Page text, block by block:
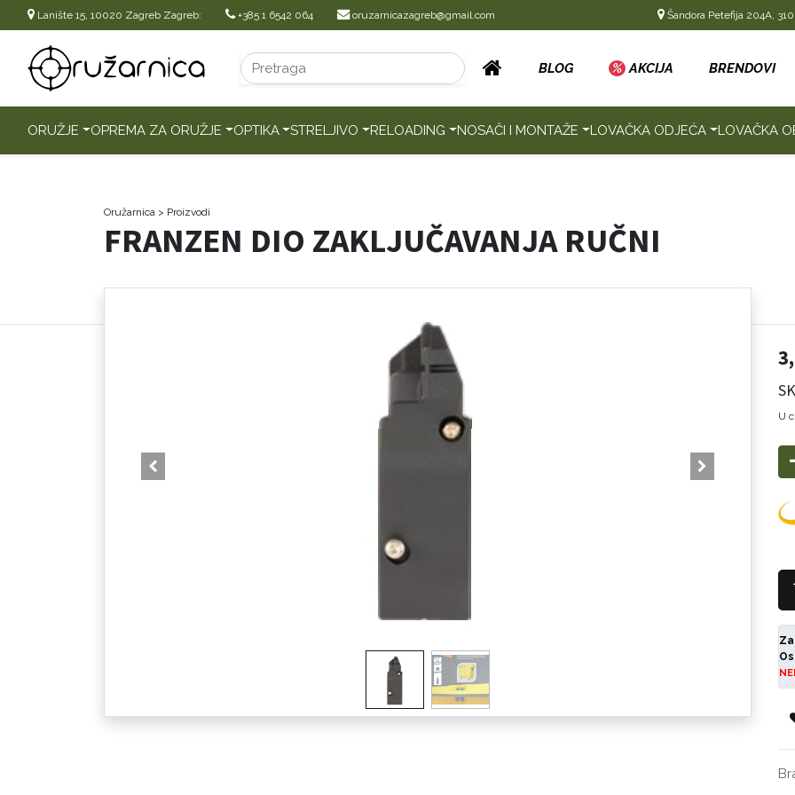
Lanište 15, 10020 Zagreb Zagreb: +385 1 6542 064 oruzarnicazagreb@gmail.com Šandora Petefija 204A,
BLOG % AKCIJA BRENDOVI
ORUŽJE OPREMA ZA ORUŽJE OPTIKA STRELJIVO RELOADING NOSAČI I MONTAŽE LOVAČKA ODJEĆA LOVAČKA
Oružarnica > Proizvodi
FRANZEN DIO ZAKLJUČAVANJA RUČNI
U